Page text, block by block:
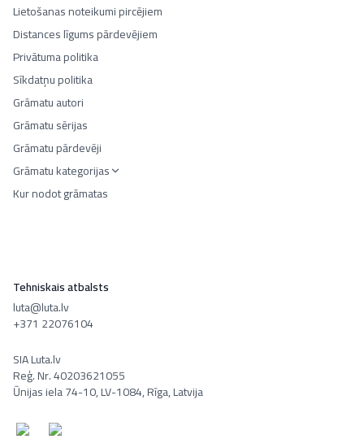
Lietošanas noteikumi pircējiem
Distances līgums pārdevējiem
Privātuma politika
Sīkdatņu politika
Grāmatu autori
Grāmatu sērijas
Grāmatu pārdevēji
Grāmatu kategorijas
Kur nodot grāmatas
Tehniskais atbalsts
luta@luta.lv
+371 22076104
SIA Luta.lv
Reģ. Nr. 40203621055
Ūnijas iela 74-10, LV-1084, Rīga, Latvija